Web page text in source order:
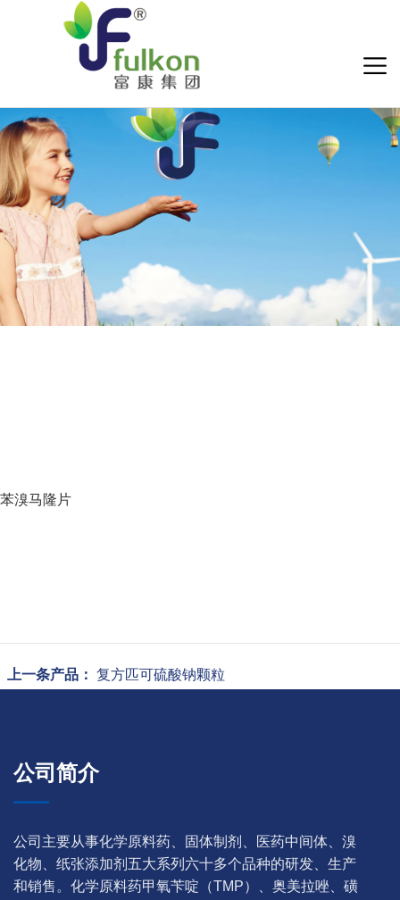
苯溴马隆片
上一条产品： 复方匹可硫酸钠颗粒
公司简介
公司主要从事化学原料药、固体制剂、医药中间体、溴
化物、纸张添加剂五大系列六十多个品种的研发、生产
和销售。化学原料药甲氧苄啶（TMP）、奥美拉唑、磺